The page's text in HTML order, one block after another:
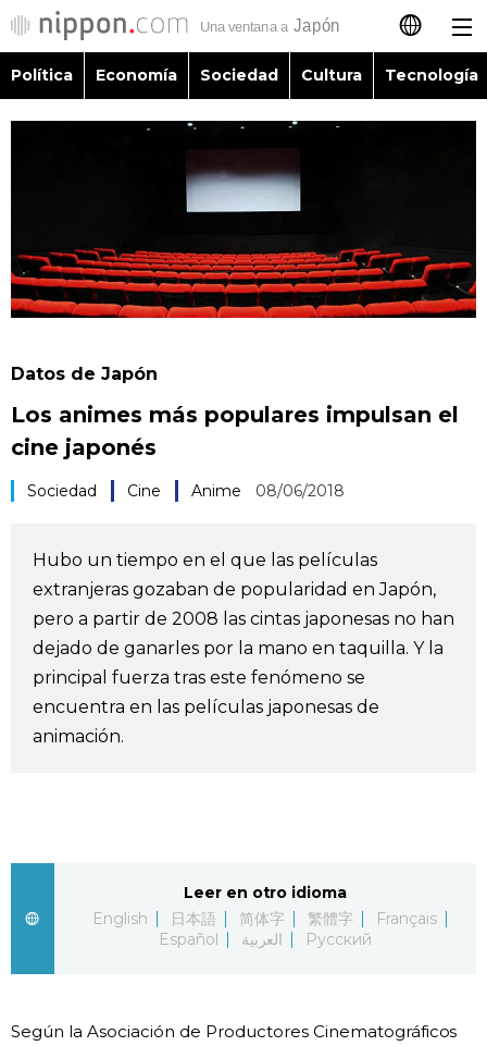
日本語
繁體字
Français
Русский
Economía
Tecnología
Guía de Japón
Vídeos e imágenes
En profundidad
Fragmentos de Japón
Política Economía Sociedad Cultura Tecnología
Datos de Japón
Los animes más populares impulsan el
cine japonés
Sociedad Cine Anime 08/06/2018
Hubo un tiempo en el que las películas
extranjeras gozaban de popularidad en Japón,
pero a partir de 2008 las cintas japonesas no han
dejado de ganarles por la mano en taquilla. Y la
principal fuerza tras este fenómeno se
encuentra en las películas japonesas de
animación.
Leer en otro idioma
English
日本語 简体字 繁體字
Français
Español
العربية Русский
Según la Asociación de Productores Cinematográficos